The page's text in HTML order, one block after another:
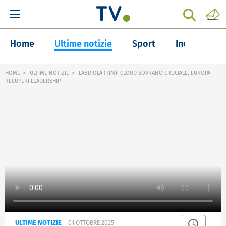
Home Ultime notizie Sport Inchieste
HOME ULTIME NOTIZIE
LABRIOLA (TIM): CLOUD SOVRANO CRUCIALE, EUROPA
RECUPERI LEADERSHIP
ULTIME NOTIZIE 01 OTTOBRE 2025